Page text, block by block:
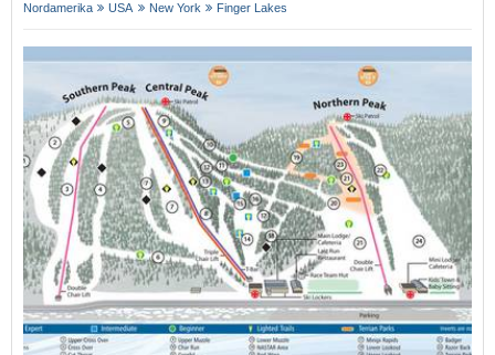
Nordamerika USA New York Finger Lakes